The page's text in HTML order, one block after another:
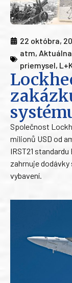
22 októbra,
atm,
priemysel,
Společnost
milionů USD od
IRST21
zahrnuje
vybavení.